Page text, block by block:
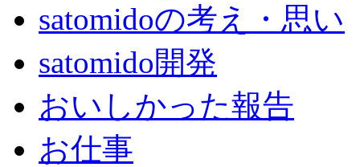
satomidoの考え・思い
satomido開発
おいしかった報告
お仕事